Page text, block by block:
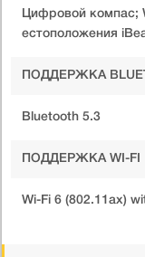
Цифровой компас;
естоположения
ПОДДЕРЖКА
Bluetooth 5.3
ПОДДЕРЖКА WI-FI
Wi-Fi 6 (802.11ax)